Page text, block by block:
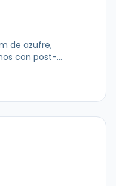
de azufre,
con post-